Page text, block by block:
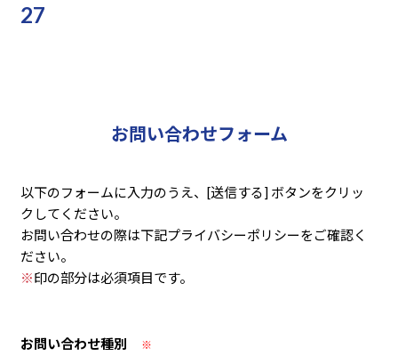
27
お問い合わせフォーム
以下のフォームに入力のうえ、[送信する] ボタンをクリッ
クしてください。
お問い合わせの際は下記プライバシーポリシーをご確認く
ださい。
※印の部分は必須項目です。
お問い合わせ種別 ※